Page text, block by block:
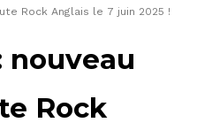
Rock Anglais le 7 juin 2025 !
Rock